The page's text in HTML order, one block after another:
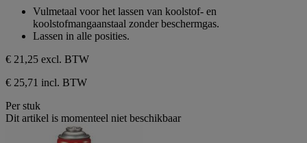
sterren.
Vulmetaal voor het lassen van koolstof- en
koolstofmangaanstaal zonder beschermgas.
Lassen in alle posities.
€ 21,25 excl. BTW
€ 25,71 incl. BTW
Per stuk
Dit artikel is momenteel niet beschikbaar